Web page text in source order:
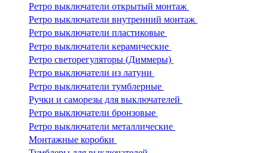
Ретро выключатели открытый монтаж
Ретро выключатели внутренний монтаж
Ретро выключатели пластиковые
Ретро выключатели керамические
Ретро светорегуляторы (Диммеры)
Ретро выключатели из латуни
Ретро выключатели тумблерные
Ручки и саморезы для выключателей
Ретро выключатели бронзовые
Ретро выключатели металлические
Монтажные коробки